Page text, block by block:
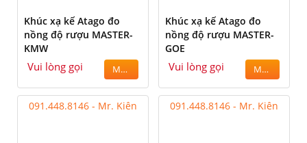
Khúc xạ kế Atago đo
nồng độ rượu MASTER-
KMW
Vui lòng gọi MUA
Khúc xạ kế Atago đo
nồng độ rượu MASTER-
GOE
Vui lòng gọi MUA
091.448.8146 - Mr. Kiên 091.448.8146 - Mr. Kiên